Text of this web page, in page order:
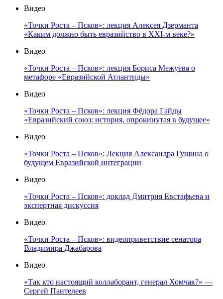
Видео
«Точки Роста – Псков»: лекция Алексея Дзерманта
«Каким должно быть евразийство в XXI-м веке?»
Видео
«Точки Роста – Псков»: лекция Бориса Межуева о
метафоре «Евразийской Атлантиды»
Видео
«Точки Роста – Псков»: лекция Фёдора Гайды
«Евразийский союз: история, опрокинутая в будущее»
Видео
«Точки Роста – Псков»: Лекция Александра Гущина о
будущем Евразийской интеграции
Видео
«Точки Роста – Псков»: доклад Дмитрия Евстафьева и
экспертная дискуссия
Видео
«Точки Роста – Псков»: видеоприветствие сенатора
Владимира Джабарова
Видео
«Так кто настоящий коллаборант, генерал Хомчак?» —
Сергей Пантелеев